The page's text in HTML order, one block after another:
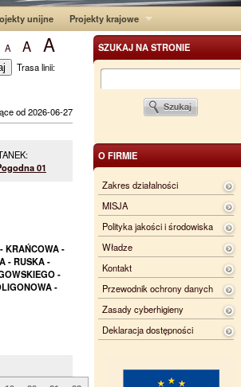
unijne Projekty krajowe
SZUKAJ NA STRONIE
O FIRMIE
Zakres działalności
MISJA
Polityka jakości i środowiska
Władze
Kontakt
Przewodnik ochrony danych
Zasady cyberhigieny
Deklaracja dostępności
A A A
Trasa linii:
od 2026-06-27
01
KRAŃCOWA -
- RUSKA -
-
-